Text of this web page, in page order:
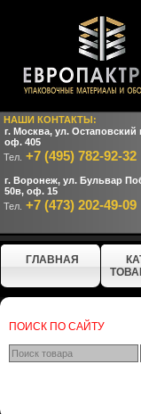
НАШИ КОНТАКТЫ:
г. Москва, ул. Остаповский
оф. 405
Тел. +7 (495) 782-92-32
г. Воронеж, ул. Бульвар
50в, оф. 15
Тел. +7 (473) 202-49-09
ГЛАВНАЯ
ПОИСК ПО САЙТУ